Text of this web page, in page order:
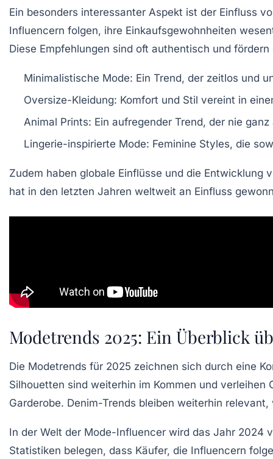
Ein besonders interessanter Aspekt ist der Einfluss
Influencern folgen, ihre Einkaufsgewohnheiten
Diese Empfehlungen sind oft authentisch und
Minimalistische Mode: Ein Trend, der zeitlos und
Oversize-Kleidung: Komfort und Stil vereint in
Animal Prints: Ein aufregender Trend, der nie
Lingerie-inspirierte Mode: Feminine Styles, die
Zudem haben globale Einflüsse und die Entwicklung
hat in den letzten Jahren weltweit an Einfluss
Modetrends 2025: Ein Überblick
Die Modetrends für 2025 zeichnen sich durch eine
Silhouetten sind weiterhin im Kommen und
Garderobe. Denim-Trends bleiben weiterhin
In der Welt der Mode-Influencer wird das Jahr 2024
Statistiken belegen, dass Käufer, die Influencern